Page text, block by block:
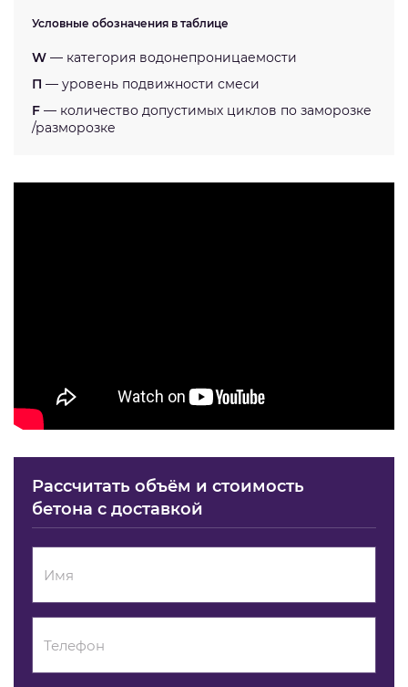
Условные обозначения в таблице
W — категория водонепроницаемости
П — уровень подвижности смеси
F — количество допустимых циклов по заморозке
/разморозке
Рассчитать объём и стоимость
бетона с доставкой